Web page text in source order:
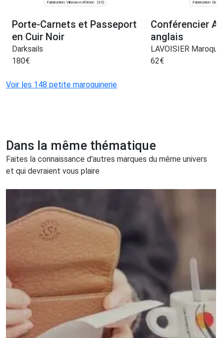
Fabrication: Villenave-d'Ornon (33)
Porte-Carnets et Passeport
en Cuir Noir
Darksails
180€
Fabrication:
Conférencier
anglais
LAVOISIER
62€
Voir les 148 petite maroquinerie
Dans la même thématique
Faites la connaissance d'autres marques du même univers
et qui devraient vous plaire